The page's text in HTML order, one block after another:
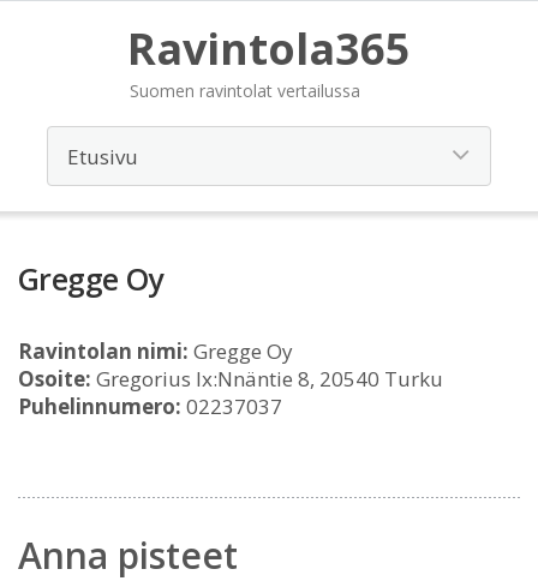
Ravintola365
Suomen ravintolat vertailussa
Gregge Oy
Ravintolan nimi: Gregge Oy
Osoite: Gregorius Ix:Nnäntie 8, 20540 Turku
Puhelinnumero: 02237037
Anna pisteet